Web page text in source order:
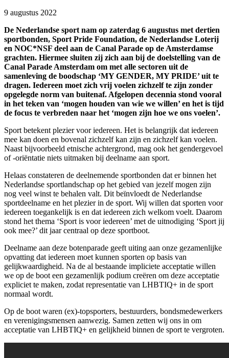
9 augustus 2022
De Nederlandse sport nam op zaterdag 6 augustus met dertien
sportbonden, Sport Pride Foundation, de Nederlandse Loterij
en NOC*NSF deel aan de Canal Parade op de Amsterdamse
grachten. Hiermee sluiten zij zich aan bij de doelstelling van de
Canal Parade Amsterdam om met alle sectoren uit de
samenleving de boodschap ‘MY GENDER, MY PRIDE’ uit te
dragen. Iedereen moet zich vrij voelen zichzelf te zijn zonder
opgelegde norm van buitenaf. Afgelopen decennia stond vooral
in het teken van ‘mogen houden van wie we willen’ en het is tijd
de focus te verbreden naar het ‘mogen zijn hoe we ons voelen’.
Sport betekent plezier voor iedereen. Het is belangrijk dat iedereen
mee kan doen en bovenal zichzelf kan zijn en zichzelf kan voelen.
Naast bijvoorbeeld etnische achtergrond, mag ook het gendergevoel
of -oriëntatie niets uitmaken bij deelname aan sport.
Helaas constateren de deelnemende sportbonden dat er binnen het
Nederlandse sportlandschap op het gebied van jezelf mogen zijn
nog veel winst te behalen valt. Dit beïnvloedt de Nederlandse
sportdeelname en het plezier in de sport. Wij willen dat sporten voor
iedereen toegankelijk is en dat iedereen zich welkom voelt. Daarom
stond het thema ‘Sport is voor iedereen’ met de uitnodiging ‘Sport jij
ook mee?’ dit jaar centraal op deze sportboot.
Deelname aan deze botenparade geeft uiting aan onze gezamenlijke
opvatting dat iedereen moet kunnen sporten op basis van
gelijkwaardigheid. Na de al bestaande impliciete acceptatie willen
we op de boot een gezamenlijk podium creëren om deze acceptatie
expliciet te maken, zodat representatie van LHBTIQ+ in de sport
normaal wordt.
Op de boot waren (ex)-topsporters, bestuurders, bondsmedewerkers
en verenigingsmensen aanwezig. Samen zetten wij ons in om
acceptatie van LHBTIQ+ en gelijkheid binnen de sport te vergroten.